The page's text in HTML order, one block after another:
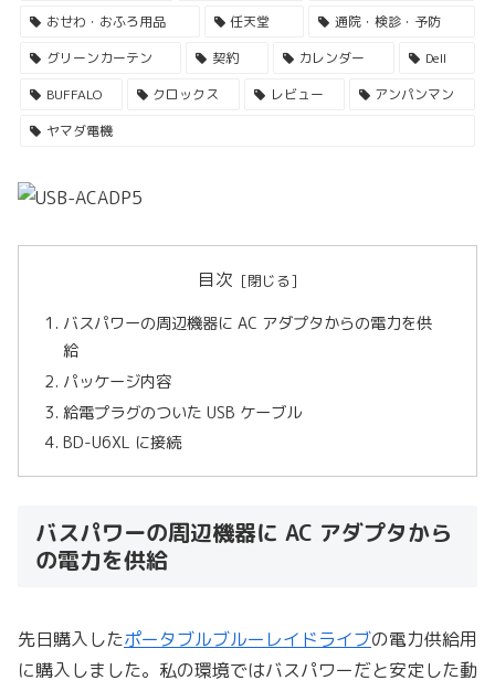
おせわ・おふろ用品
任天堂
通院・検診・予防
グリーンカーテン
契約 カレンダー
Dell
BUFFALO
クロックス レビュー
アンパンマン
ヤマダ電機
目次
バスパワーの周辺機器に AC アダプタからの電力を供
給
パッケージ内容
給電プラグのついた USB ケーブル
BD-U6XL に接続
バスパワーの周辺機器に AC アダプタから
の電力を供給
先日購入したポータブルブルーレイドライブの電力供給用
に購入しました。私の環境ではバスパワーだと安定した動